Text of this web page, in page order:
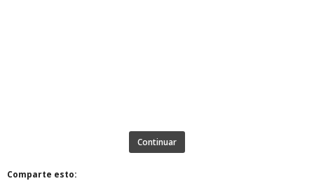
Continuar
Comparte esto: